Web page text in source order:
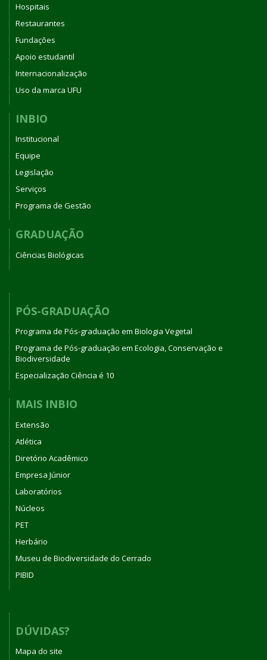
Hospitais
Restaurantes
Fundações
Apoio estudantil
Internacionalização
Uso da marca UFU
INBIO
Institucional
Equipe
Legislação
Serviços
Programa de Gestão
GRADUAÇÃO
Ciências Biológicas
PÓS-GRADUAÇÃO
Programa de Pós-graduação em Biologia Vegetal
Programa de Pós-graduação em Ecologia, Conservação e
Biodiversidade
Especialização Ciência é 10
MAIS INBIO
Extensão
Atlética
Diretório Acadêmico
Empresa Júnior
Laboratórios
Núcleos
PET
Herbário
Museu de Biodiversidade do Cerrado
PIBID
DÚVIDAS?
Mapa do site